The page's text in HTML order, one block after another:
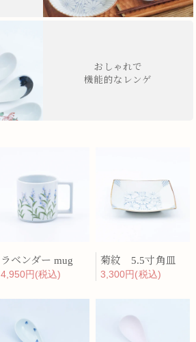
おしゃれで
機能的なレンゲ
ラベンダー mug
4,950円(税込)
菊紋 5.5寸角皿
3,300円(税込)